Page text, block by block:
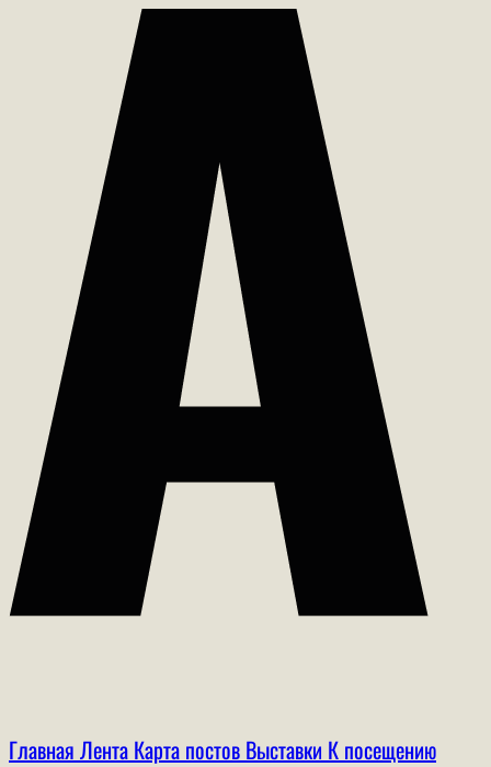
Главная Лента Карта постов Выставки К посещению